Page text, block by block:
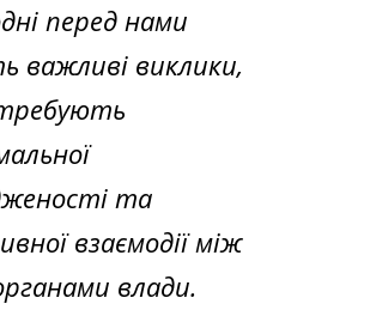
перед нами
важливі виклики,
та
взаємодії між
влади.